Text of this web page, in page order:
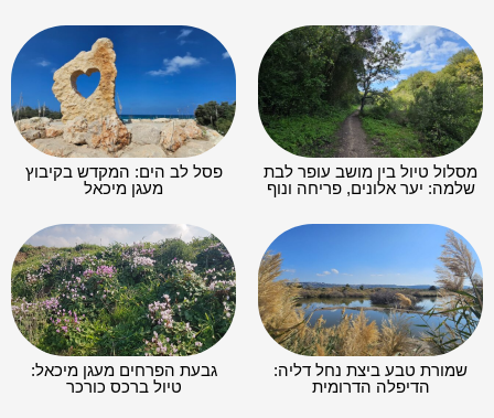
מסלול טיול בין מושב עופר לבת
שלמה: יער אלונים, פריחה ונוף
פסל לב הים: המקדש בקיבוץ
מעגן מיכאל
שמורת טבע ביצת נחל דליה:
הדיפלה הדרומית
גבעת הפרחים מעגן מיכאל:
טיול ברכס כורכר